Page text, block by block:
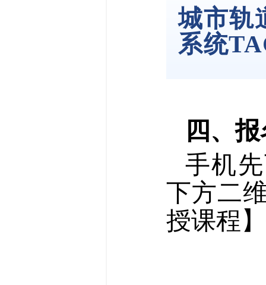
城市轨
系统
四、
手机
下方二
授课程